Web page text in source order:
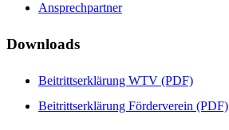
Ansprechpartner
Downloads
Beitrittserklärung WTV (PDF)
Beitrittserklärung Förderverein (PDF)